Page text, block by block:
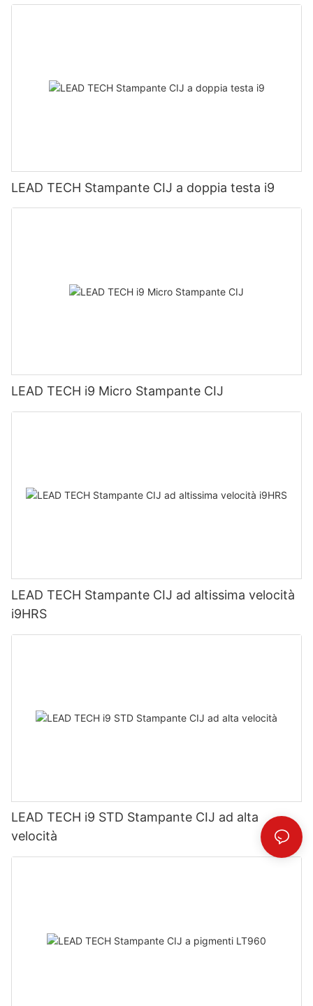
LEAD TECH Stampante CIJ a doppia testa i9
LEAD TECH i9 Micro Stampante CIJ
LEAD TECH Stampante CIJ ad altissima velocità
i9HRS
LEAD TECH i9 STD Stampante CIJ ad alta
velocità